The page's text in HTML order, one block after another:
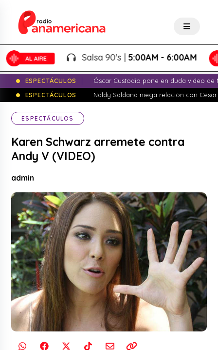
Salsa 90's |5:00AM - 6:00AM
ESPECTÁCULOS
Óscar Custodio pone en duda video de
ESPECTÁCULOS
Naldy Saldaña niega relación con
ESPECTÁCULOS
Karen Schwarz arremete contra
Andy V (VIDEO)
admin